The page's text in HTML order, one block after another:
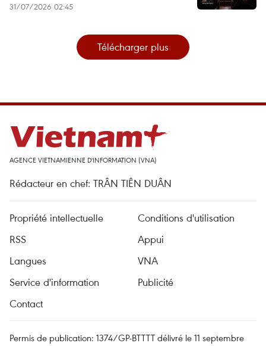
31/07/2026 02:45
Télécharger plus
AGENCE VIETNAMIENNE D'INFORMATION (VNA)
Rédacteur en chef: TRÂN TIÊN DUÂN
Propriété intellectuelle
Conditions d'utilisation
RSS
Appui
Langues
VNA
Service d'information
Publicité
Contact
Permis de publication: 1374/GP-BTTTT délivré le 11 septembre